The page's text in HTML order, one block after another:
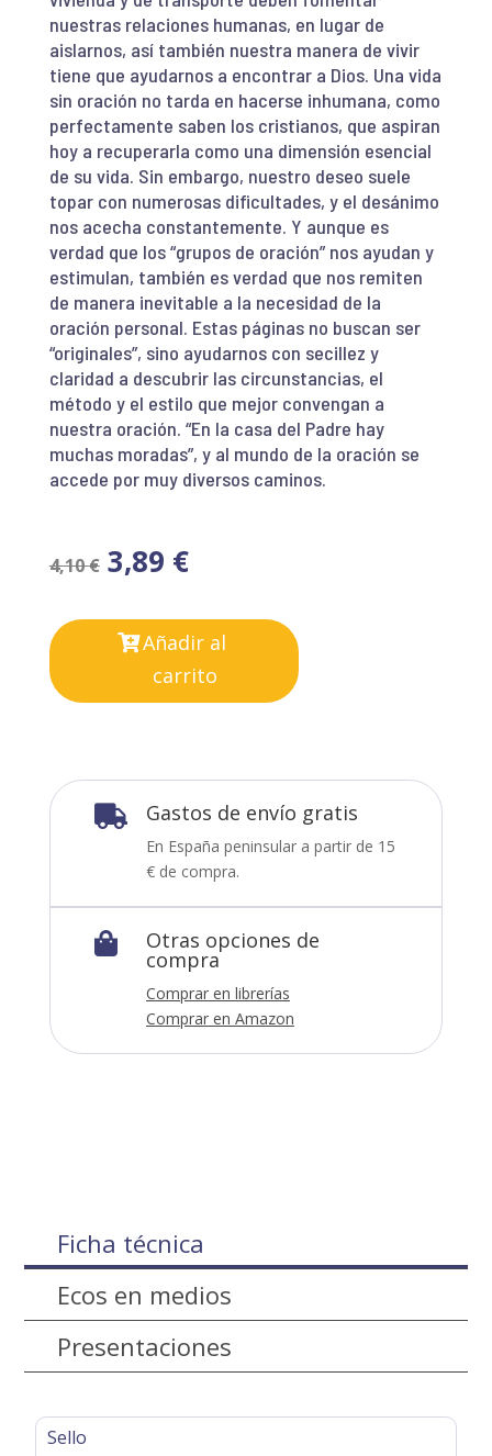
nuestras relaciones humanas, en lugar de
aislarnos, así también nuestra manera de vivir
tiene que ayudarnos a encontrar a Dios. Una vida
sin oración no tarda en hacerse inhumana, como
perfectamente saben los cristianos, que aspiran
hoy a recuperarla como una dimensión esencial
de su vida. Sin embargo, nuestro deseo suele
topar con numerosas dificultades, y el desánimo
nos acecha constantemente. Y aunque es
verdad que los “grupos de oración” nos ayudan y
estimulan, también es verdad que nos remiten
de manera inevitable a la necesidad de la
oración personal. Estas páginas no buscan ser
“originales”, sino ayudarnos con secillez y
claridad a descubrir las circunstancias, el
método y el estilo que mejor convengan a
nuestra oración. “En la casa del Padre hay
muchas moradas”, y al mundo de la oración se
accede por muy diversos caminos.
4,10€ 3,89 €
Añadir al
carrito
 Gastos de envío gratis
En España peninsular a partir de 15
€ de compra.
 Otras opciones de
compra
Comprar en librerías
Comprar en Amazon
Ficha técnica
Ecos en medios
Presentaciones
Sello